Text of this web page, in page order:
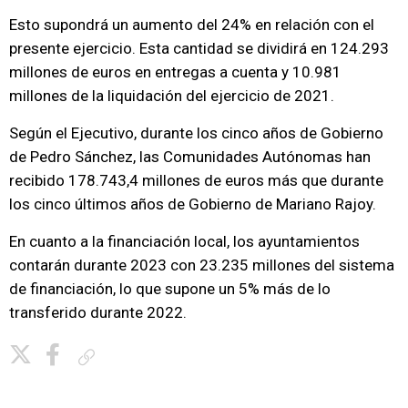
Esto supondrá un aumento del 24% en relación con el
presente ejercicio. Esta cantidad se dividirá en 124.293
millones de euros en entregas a cuenta y 10.981
millones de la liquidación del ejercicio de 2021.
Según el Ejecutivo, durante los cinco años de Gobierno
de Pedro Sánchez, las Comunidades Autónomas han
recibido 178.743,4 millones de euros más que durante
los cinco últimos años de Gobierno de Mariano Rajoy.
En cuanto a la financiación local, los ayuntamientos
contarán durante 2023 con 23.235 millones del sistema
de financiación, lo que supone un 5% más de lo
transferido durante 2022.